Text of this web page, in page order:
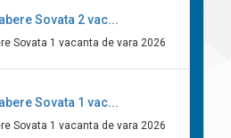
Sovata 2 vac...
Sovata 1 vacanta de vara 2026
Sovata 1 vac...
Sovata 1 vacanta de vara 2026